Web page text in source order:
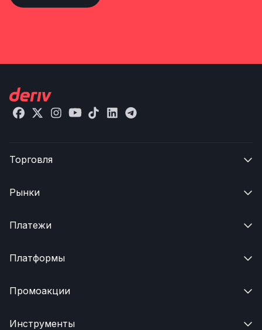
Торговля 
Рынки 
Платежи 
Платформы 
Промоакции 
Инструменты 